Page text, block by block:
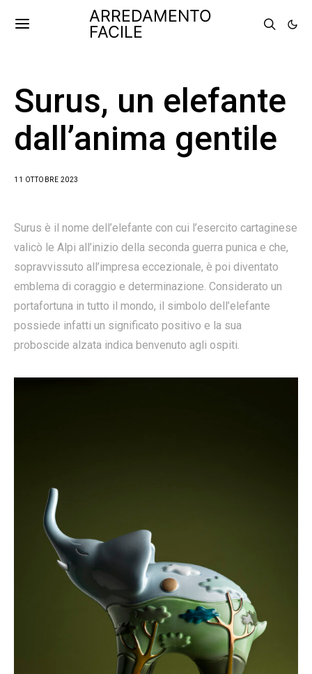
ARREDAMENTO
FACILE
Surus, un elefante
dall’anima gentile
11 OTTOBRE 2023
Surus è il nome dell’elefante con cui l’esercito cartaginese
valicò le Alpi all’inizio della seconda guerra punica e che,
sopravvissuto all’impresa eccezionale, è poi diventato
emblema di coraggio e determinazione. Considerato un
portafortuna in tutto il mondo, il simbolo dell’elefante
possiede infatti un significato positivo e la sua
proboscide alzata indica benvenuto agli ospiti.